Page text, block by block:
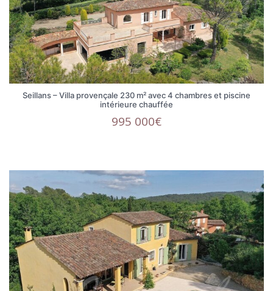
Seillans – Villa provençale 230 m² avec 4 chambres et piscine
intérieure chauffée
995 000€